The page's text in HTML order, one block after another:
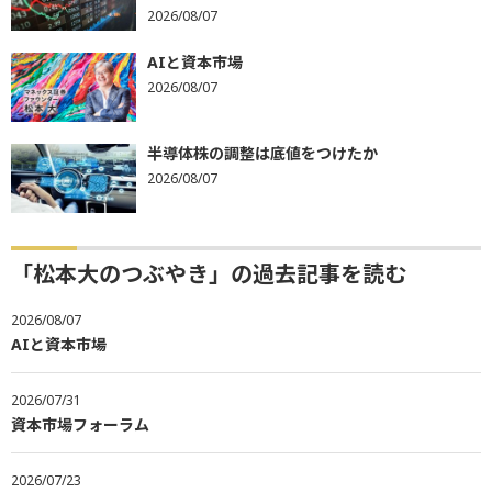
2026/08/07
AIと資本市場
2026/08/07
半導体株の調整は底値をつけたか
2026/08/07
「松本大のつぶやき」の過去記事を読む
2026/08/07
AIと資本市場
2026/07/31
資本市場フォーラム
2026/07/23